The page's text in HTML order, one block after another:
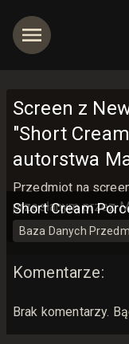
Screen z
"Short
autorstwa
Przedmiot na
przesłanym przez
Danych New World
Short Cream
Baza Danych
Komentarze:
Brak komentarzy.